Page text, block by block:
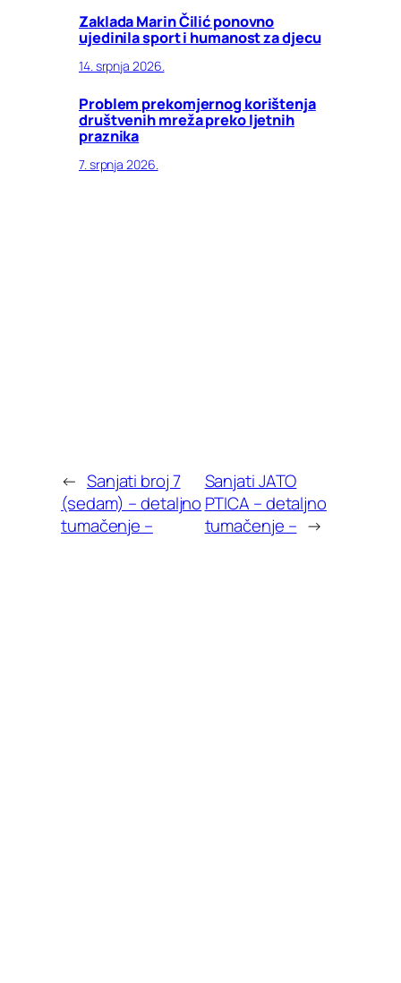
Zaklada Marin Čilić ponovno
ujedinila sport i humanost za djecu
14. srpnja 2026.
Problem prekomjernog korištenja
društvenih mreža preko ljetnih
praznika
7. srpnja 2026.
← Sanjati broj 7
(sedam) – detaljno
tumačenje –
Sanjati JATO
PTICA – detaljno
tumačenje – →